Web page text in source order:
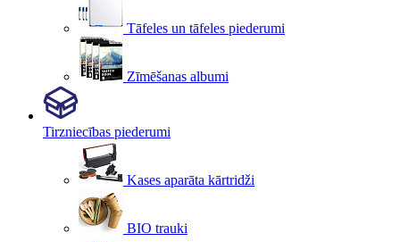
Tāfeles un tāfeles piederumi
Zīmēšanas albumi
Tirzniecības piederumi
Kases aparāta kārtridži
BIO trauki